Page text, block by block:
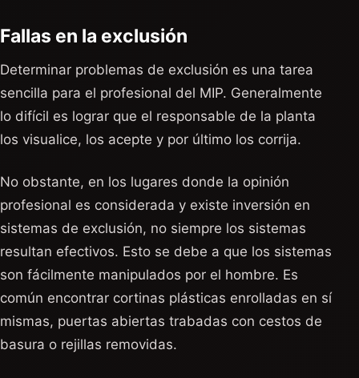
Fallas en la exclusión
Determinar problemas de exclusión es una tarea
sencilla para el profesional del MIP. Generalmente
lo difícil es lograr que el responsable de la planta
los visualice, los acepte y por último los corrija.
No obstante, en los lugares donde la opinión
profesional es considerada y existe inversión en
sistemas de exclusión, no siempre los sistemas
resultan efectivos. Esto se debe a que los sistemas
son fácilmente manipulados por el hombre. Es
común encontrar cortinas plásticas enrolladas en sí
mismas, puertas abiertas trabadas con cestos de
basura o rejillas removidas.